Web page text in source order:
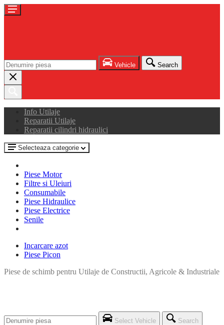
Vehicle Search
Info Utilaje
Reparatii Utilaje
Reparatii cilindri hidraulici
Selecteaza categorie
Piese Motor
Filtre si Uleiuri
Consumabile
Piese Hidraulice
Piese Electrice
Senile
Incarcare azot
Piese Picon
Piese de schimb pentru Utilaje de Constructii, Agricole & Industriale
Select Vehicle Search